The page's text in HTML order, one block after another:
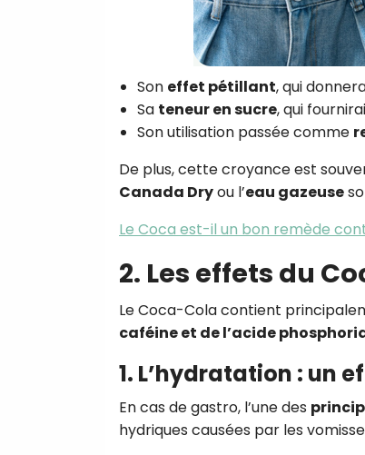
Son effet pétillant, qui
Sa teneur en sucre, qui
Son utilisation passée comme
De plus, cette croyance est
Canada Dryou l’eau gazeuse
Le Coca est-il un bon remède
2. Les effets du
Le Coca-Cola contient
caféine et de l’acide
1. L’hydratation : un
En cas de gastro, l’une des
hydriques causées par les